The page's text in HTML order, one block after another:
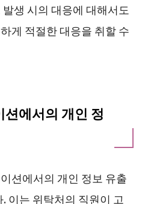
생 시의 대응에 대해서도
게 적절한 대응을 취할 수
에서의 개인 정
션에서의 개인 정보 유출
이는 위탁처의 직원이 고